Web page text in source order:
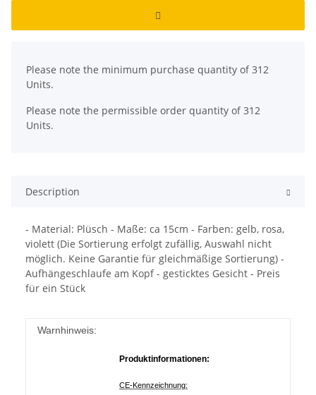
Please note the minimum purchase quantity of 312
Units.
Please note the permissible order quantity of 312
Units.
Description
- Material: Plüsch - Maße: ca 15cm - Farben: gelb, rosa,
violett (Die Sortierung erfolgt zufällig, Auswahl nicht
möglich. Keine Garantie für gleichmäßige Sortierung) -
Aufhängeschlaufe am Kopf - gesticktes Gesicht - Preis
für ein Stück
Warnhinweis:
Produktinformationen:
CE-Kennzeichnung: